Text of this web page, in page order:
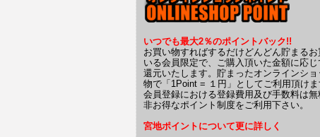
いつでも最大2％のポイントバック!!
お買い物すればするだけどんどん貯まる
いる会員限定で、ご購入頂いた金額に応
還元いたします。貯まったオンラインシ
物で「1Point = １円」としてご利用頂けま
会員登録における登録費用及び手数料は
非お得なポイント制度をご利用下さい。
宮地ポイントについて更に詳しく